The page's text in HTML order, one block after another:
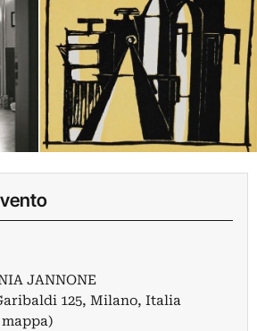
JANNONE
125, Milano, Italia